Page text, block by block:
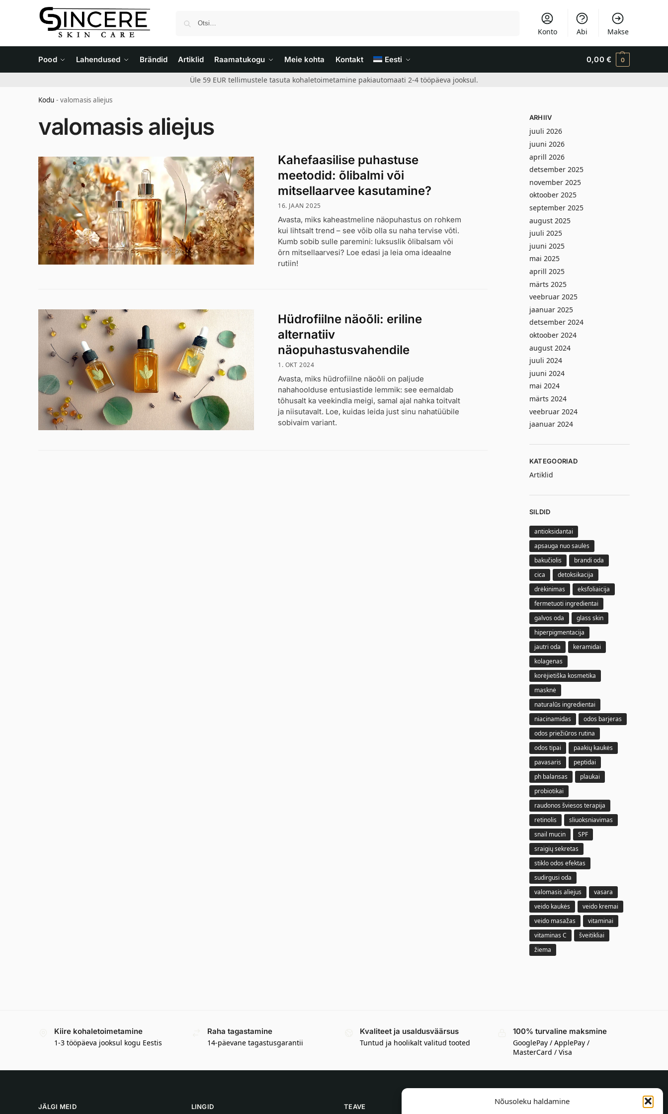
Nõusoleku haldamine
Konto Abi Makse
Pood Lahendused Brändid Artiklid Raamatukogu Meie kohta Kontakt Eesti 0,00 € 0
Üle 59 EUR tellimustele tasuta kohaletoimetamine pakiautomaati 2-4 tööpäeva jooksul.
Kodu - valomasis aliejus
valomasis aliejus
Kahefaasilise puhastuse
meetodid: õlibalmi või
mitsellaarvee kasutamine?
16. JAAN 2025
Avasta, miks kaheastmeline näopuhastus on rohkem
kui lihtsalt trend – see võib olla su naha tervise võti.
Kumb sobib sulle paremini: luksuslik õlibalsam või
õrn mitsellaarvesi? Loe edasi ja leia oma ideaalne
rutiin!
Hüdrofiilne näoõli: eriline
alternatiiv
näopuhastusvahendile
1. OKT 2024
Avasta, miks hüdrofiilne näoõli on paljude
nahahoolduse entusiastide lemmik: see eemaldab
tõhusalt ka veekindla meigi, samal ajal nahka toitvalt
ja niisutavalt. Loe, kuidas leida just sinu nahatüübile
sobivaim variant.
ARHIIV
juuli 2026
juuni 2026
aprill 2026
detsember 2025
november 2025
oktoober 2025
september 2025
august 2025
juuli 2025
juuni 2025
mai 2025
aprill 2025
märts 2025
veebruar 2025
jaanuar 2025
detsember 2024
oktoober 2024
august 2024
juuli 2024
juuni 2024
mai 2024
märts 2024
veebruar 2024
jaanuar 2024
KATEGOORIAD
Artiklid
SILDID
antioksidantai
apsauga nuo saulės
bakučiolis
brandi oda
cica
detoksikacija
drėkinimas
eksfoliaicija
fermetuoti ingredientai
galvos oda
glass skin
hiperpigmentacija
jautri oda
keramidai
kolagenas
korėjietiška kosmetika
masknė
naturalūs ingredientai
niacinamidas
odos barjeras
odos priežiūros rutina
odos tipai
paakių kaukės
pavasaris
peptidai
ph balansas
plaukai
probiotikai
raudonos šviesos terapija
retinolis
sliuoksniavimas
snail mucin
SPF
sraigių sekretas
stiklo odos efektas
sudirgusi oda
valomasis aliejus
vasara
veido kaukės
veido kremai
veido masažas
vitaminai
vitaminas C
šveitikliai
žiema
Kiire kohaletoimetamine
1-3 tööpäeva jooksul kogu Eestis
Raha tagastamine
14-päevane tagastusgarantii
Kvaliteet ja usaldusväärsus
Tuntud ja hoolikalt valitud tooted
100% turvaline maksmine
GooglePay / ApplePay /
MasterCard / Visa
JÄLGI MEID LINGID TEAVE TEAVE OSTJALE